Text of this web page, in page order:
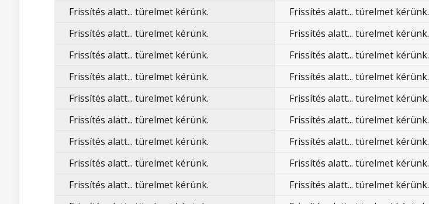
Frissítés alatt... türelmet kérünk.
Frissítés alatt... türelmet kérünk.
Frissítés alatt... türelmet kérünk.
Frissítés alatt... türelmet kérünk.
Frissítés alatt... türelmet kérünk.
Frissítés alatt... türelmet kérünk.
Frissítés alatt... türelmet kérünk.
Frissítés alatt... türelmet kérünk.
Frissítés alatt... türelmet kérünk.
Frissítés alatt... türelmet kérünk.
Frissítés alatt... türelmet kérünk.
Frissítés alatt... türelmet kérünk.
Frissítés alatt... türelmet kérünk.
Frissítés alatt... türelmet kérünk.
Frissítés alatt... türelmet kérünk.
Frissítés alatt... türelmet kérünk.
Frissítés alatt... türelmet kérünk.
Frissítés alatt... türelmet kérünk.